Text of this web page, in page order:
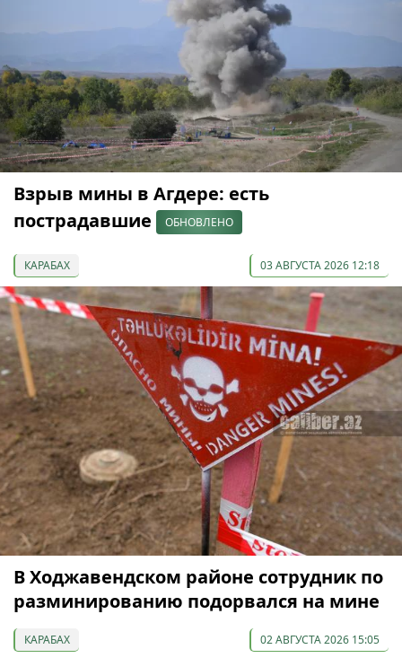
Взрыв мины в Агдере: есть
пострадавшие
ОБНОВЛЕНО
КАРАБАХ 03 АВГУСТА 2026 12:18
В Ходжавендском районе сотрудник по
разминированию подорвался на мине
КАРАБАХ 02 АВГУСТА 2026 15:05